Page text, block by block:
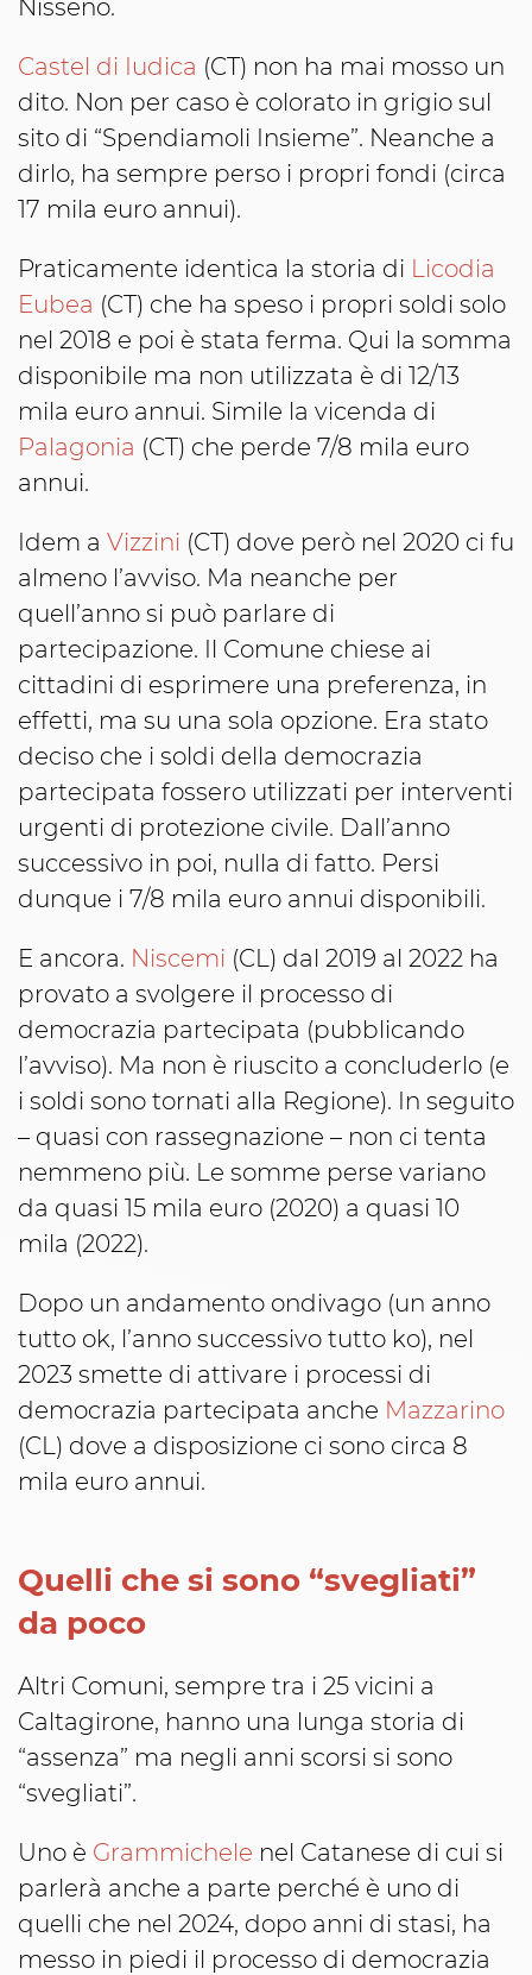
Nisseno.
Castel di Iudica (CT) non ha mai mosso un
dito. Non per caso è colorato in grigio sul
sito di “Spendiamoli Insieme”. Neanche a
dirlo, ha sempre perso i propri fondi (circa
17 mila euro annui).
Praticamente identica la storia di Licodia
Eubea (CT) che ha speso i propri soldi solo
nel 2018 e poi è stata ferma. Qui la somma
disponibile ma non utilizzata è di 12/13
mila euro annui. Simile la vicenda di
Palagonia (CT) che perde 7/8 mila euro
annui.
Idem a Vizzini (CT) dove però nel 2020 ci fu
almeno l’avviso. Ma neanche per
quell’anno si può parlare di
partecipazione. Il Comune chiese ai
cittadini di esprimere una preferenza, in
effetti, ma su una sola opzione. Era stato
deciso che i soldi della democrazia
partecipata fossero utilizzati per interventi
urgenti di protezione civile. Dall’anno
successivo in poi, nulla di fatto. Persi
dunque i 7/8 mila euro annui disponibili.
E ancora. Niscemi (CL) dal 2019 al 2022 ha
provato a svolgere il processo di
democrazia partecipata (pubblicando
l’avviso). Ma non è riuscito a concluderlo (e
i soldi sono tornati alla Regione). In seguito
– quasi con rassegnazione – non ci tenta
nemmeno più. Le somme perse variano
da quasi 15 mila euro (2020) a quasi 10
mila (2022).
Dopo un andamento ondivago (un anno
tutto ok, l’anno successivo tutto ko), nel
2023 smette di attivare i processi di
democrazia partecipata anche Mazzarino
(CL) dove a disposizione ci sono circa 8
mila euro annui.
Quelli che si sono “svegliati”
da poco
Altri Comuni, sempre tra i 25 vicini a
Caltagirone, hanno una lunga storia di
“assenza” ma negli anni scorsi si sono
“svegliati”.
Uno è Grammichele nel Catanese di cui si
parlerà anche a parte perché è uno di
quelli che nel 2024, dopo anni di stasi, ha
messo in piedi il processo di democrazia